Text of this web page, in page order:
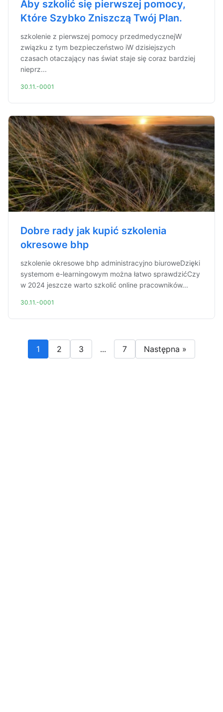
Aby szkolić się pierwszej pomocy,
Które Szybko Zniszczą Twój Plan.
szkolenie z pierwszej pomocy przedmedycznejW
związku z tym bezpieczeństwo iW dzisiejszych
czasach otaczający nas świat staje się coraz bardziej
nieprz...
30.11.-0001
Dobre rady jak kupić szkolenia
okresowe bhp
szkolenie okresowe bhp administracyjno biuroweDzięki
systemom e-learningowym można łatwo sprawdzićCzy
w 2024 jeszcze warto szkolić online pracowników...
30.11.-0001
1 2 3 ... 7 Następna »